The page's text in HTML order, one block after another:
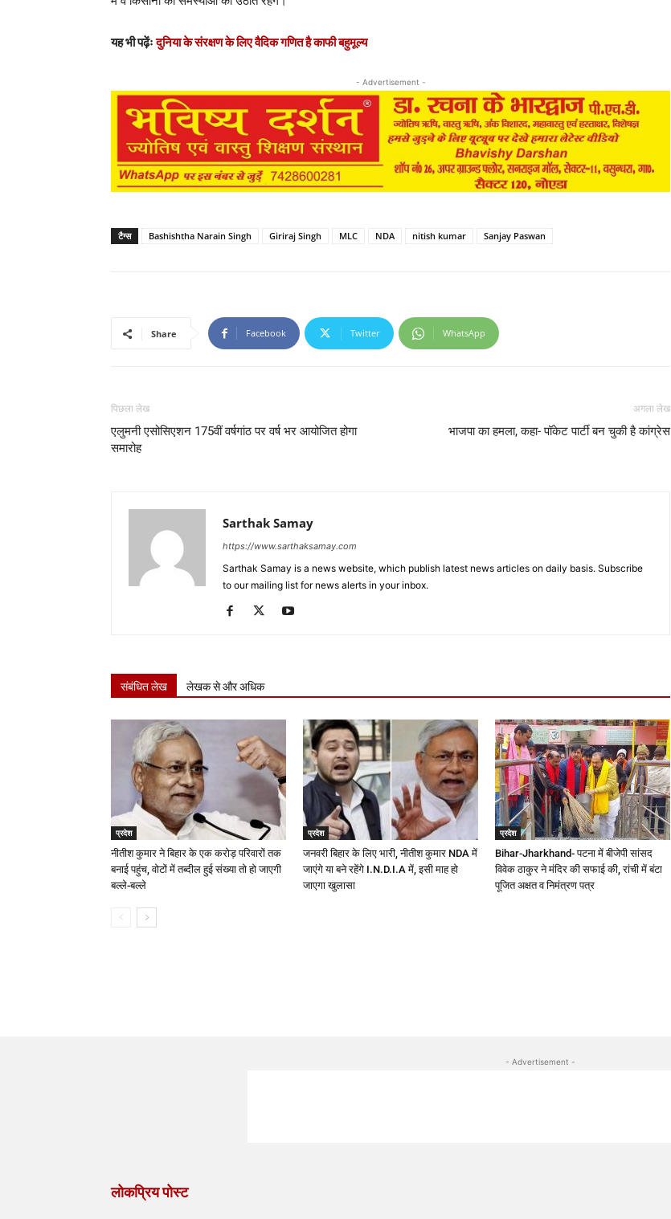
यह भी पढ़ेंःदुनिया के संरक्षण के लिए वैदिक गणित है काफी बहुमूल्य
- Advertisement -
टैग्स Bashishtha Narain Singh Giriraj Singh MLC NDA nitish kumar Sanjay Paswan
Share Facebook Twitter WhatsApp
पिछला लेख
एलुमनी एसोसिएशन 175वीं वर्षगांठ पर वर्ष भर आयोजित होगा
समारोह
अगला लेख
भाजपा का हमला, कहा- पॉकेट पार्टी बन चुकी है कांग्रेस
Sarthak Samay
https://www.sarthaksamay.com
Sarthak Samay is a news website, which publish latest news articles on daily basis. Subscribe
to our mailing list for news alerts in your inbox.
संबंधित लेख लेखक से और अधिक
प्रदेश
नीतीश कुमार ने बिहार के एक करोड़ परिवारों तक
बनाई पहुंच, वोटों में तब्दील हुई संख्या तो हो जाएगी
बल्ले-बल्ले
प्रदेश
जनवरी बिहार के लिए भारी, नीतीश कुमार NDA में
जाएंगे या बने रहेंगे I.N.D.I.A में, इसी माह हो
जाएगा खुलासा
प्रदेश
Bihar-Jharkhand- पटना में बीजेपी सांसद
विवेक ठाकुर ने मंदिर की सफाई की, रांची में बंटा
पूजित अक्षत व निमंत्रण पत्र
- Advertisement -
लोकप्रिय पोस्ट